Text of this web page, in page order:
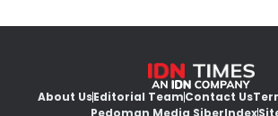
About UsEditorial TeamContact Us
Pedoman Media SiberIndex